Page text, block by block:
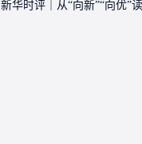
新华时评｜从“向新”“向优”读懂